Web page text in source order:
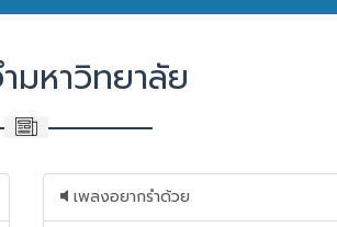
มหาวิทยาลัย
เพลงอยากรำด้วย